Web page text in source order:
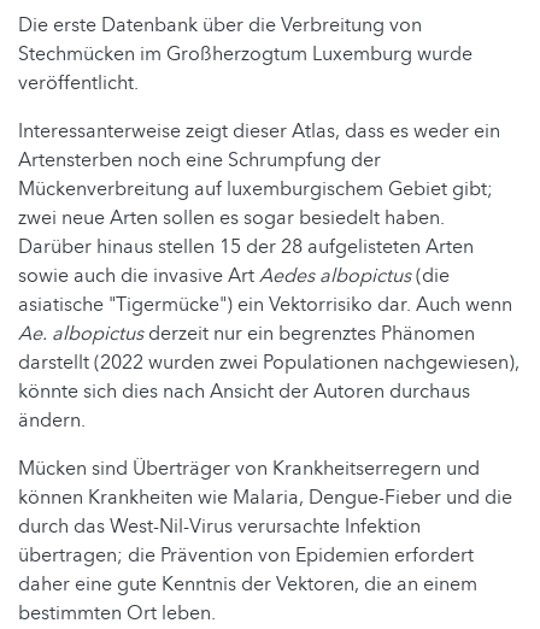
Die erste Datenbank über die Verbreitung von
Stechmücken im Großherzogtum Luxemburg wurde
veröffentlicht.
Interessanterweise zeigt dieser Atlas, dass es weder ein
Artensterben noch eine Schrumpfung der
Mückenverbreitung auf luxemburgischem Gebiet gibt;
zwei neue Arten sollen es sogar besiedelt haben.
Darüber hinaus stellen 15 der 28 aufgelisteten Arten
sowie auch die invasive ArtAedes albopictus(die
asiatische "Tigermücke") ein Vektorrisiko dar. Auch wenn
Ae. albopictusderzeit nur ein begrenztes Phänomen
darstellt (2022 wurden zwei Populationen nachgewiesen),
könnte sich dies nach Ansicht der Autoren durchaus
ändern.
Mücken sind Überträger von Krankheitserregern und
können Krankheiten wie Malaria, Dengue-Fieber und die
durch das West-Nil-Virus verursachte Infektion
übertragen; die Prävention von Epidemien erfordert
daher eine gute Kenntnis der Vektoren, die an einem
bestimmten Ort leben.